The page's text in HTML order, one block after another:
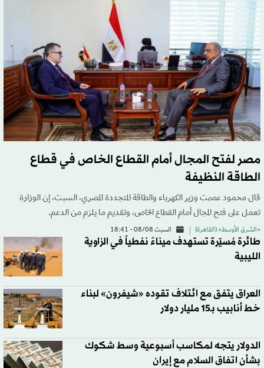
مصر لفتح المجال أمام القطاع الخاص في قطاع
الطاقة النظيفة
قال محمود عصمت وزير الكهرباء والطاقة المتجددة المصري، السبت، إن الوزارة
تعمل على فتح المجال أمام القطاع الخاص، وتقديم ما يلزم من الدعم.
«الشرق الأوسط» (القاهرة) السبت 08/08 - 18:41
طائرة مُسيّرة تستهدف ميناءً نفطياً في الزاوية
الليبية
العراق يتفق مع ائتلاف تقوده «شيفرون» لبناء
خط أنابيب بـ15 مليار دولار
الدولار يتجه لمكاسب أسبوعية وسط شكوك
بشأن اتفاق السلام مع إيران